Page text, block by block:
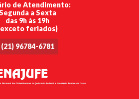
de Atendimento:
a Sexta
das 9h às 19h
feriados)
(21) 96784-6781